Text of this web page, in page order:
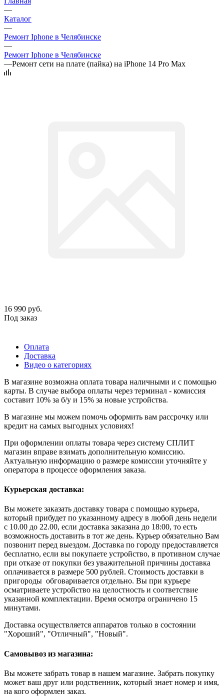
—
Каталог
—
Ремонт Iphone в Челябинске
—
Ремонт Iphone в Челябинске
—Ремонт сети на плате (пайка) на iPhone 14 Pro Max
16 990 руб.
Под заказ
Оплата
Доставка
Видео о категориях
В магазине возможна оплата товара наличными и с помощью
карты. В случае выбора оплаты через терминал - комиссия
составит 10% за б/у и 15% за новые устройства.
В магазине мы можем помочь оформить вам рассрочку или
кредит на самых выгодных условиях!
При оформлении оплаты товара через систему СПЛИТ
магазин вправе взимать дополнительную комиссию.
Актуальную информацию о размере комиссии уточняйте у
оператора в процессе оформления заказа.
Курьерская доставка:
Вы можете заказать доставку товара с помощью курьера,
который прибудет по указанному адресу в любой день недели
с 10.00 до 22.00, если доставка заказана до 18:00, то есть
возможность доставить в тот же день. Курьер обязательно Вам
позвонит перед выездом. Доставка по городу предоставляется
бесплатно, если вы покупаете устройство, в противном случае
при отказе от покупки без уважительной причины доставка
оплачивается в размере 500 рублей. Стоимость доставки в
пригороды обговаривается отдельно. Вы при курьере
осматриваете устройство на целостность и соответствие
указанной комплектации. Время осмотра ограничено 15
минутами.
Доставка осуществляется аппаратов только в состоянии
"Хороший", "Отличный", "Новый".
Самовывоз из магазина:
Вы можете забрать товар в нашем магазине. Забрать покупку
может ваш друг или родственник, который знает номер и имя,
на кого оформлен заказ.